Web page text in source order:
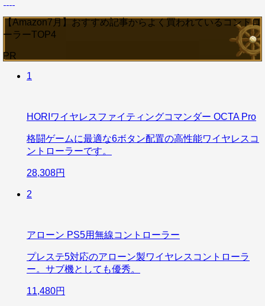
【Amazon7月】おすすめ記事からよく買われているコントロ
ーラーTOP4
PR
1
HORIワイヤレスファイティングコマンダー OCTA Pro
格闘ゲームに最適な6ボタン配置の高性能ワイヤレスコ
ントローラーです。
28,308円
2
アローン PS5用無線コントローラー
プレステ5対応のアローン製ワイヤレスコントローラ
ー。サブ機としても優秀。
11,480円